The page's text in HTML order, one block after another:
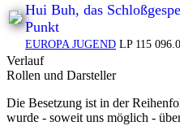
Hui Buh, das
Punkt
EUROPA JUGEND LP 115
Verlauf
Rollen und Darsteller
Die Besetzung ist in der
wurde - soweit uns möglich -